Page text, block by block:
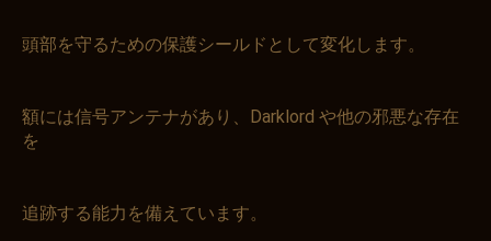
頭部を守るための保護シールドとして変化します。
額には信号アンテナがあり、Darklord や他の邪悪な存在
を
追跡する能力を備えています。